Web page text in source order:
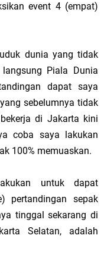
event 4 (empat)
dunia yang tidak
Piala Dunia
dapat saya
sebelumnya tidak
di Jakarta kini
coba saya lakukan
100% memuaskan.
untuk dapat
pertandingan sepak
tinggal sekarang di
Selatan, adalah